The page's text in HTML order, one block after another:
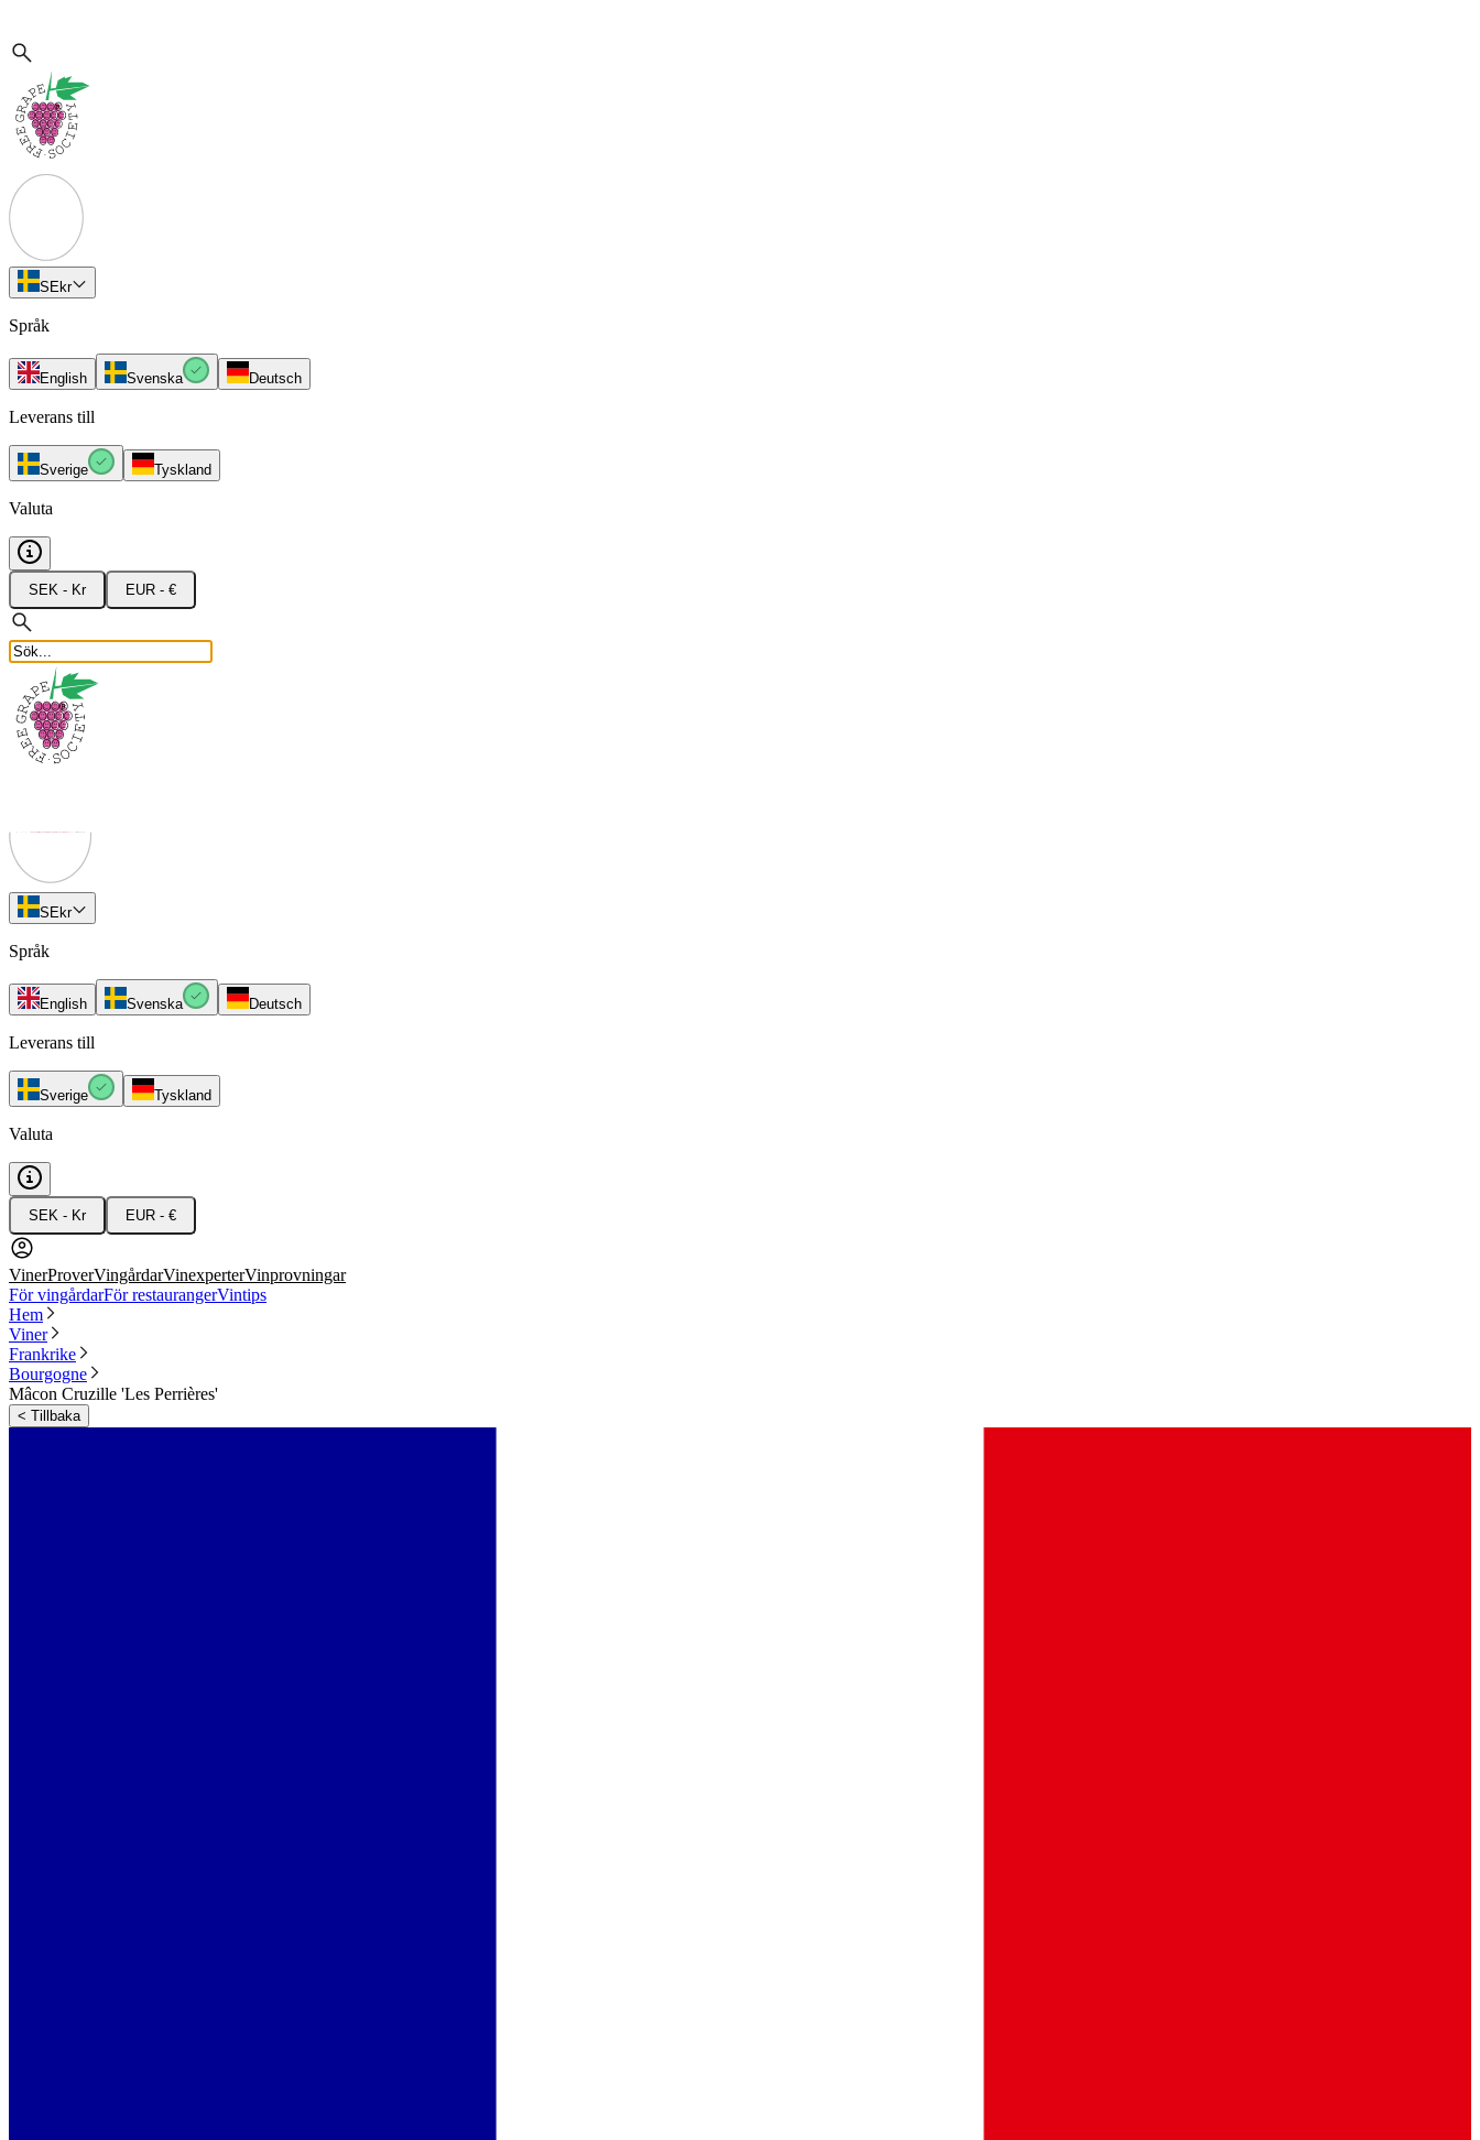
SEkr
Språk
English Svenska Deutsch
Leverans till
Sverige Tyskland
Valuta
SEK - Kr EUR - €
SEkr
Språk
English Svenska Deutsch
Leverans till
Sverige Tyskland
Valuta
SEK - Kr EUR - €
VinerProverVingårdarVinexperterVinprovningar
För vingårdarFör restaurangerVintips
Hem
Viner
Frankrike
Bourgogne
Mâcon Cruzille 'Les Perrières'
< Tillbaka